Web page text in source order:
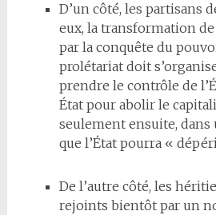
D’un côté, les partisans
eux, la transformation de
par la conquête du
prolétariat doit
prendre le contrôle de
État pour abolir le
seulement ensuite,
que l’État pourra «
De l’autre côté, les
rejoints bientôt par un